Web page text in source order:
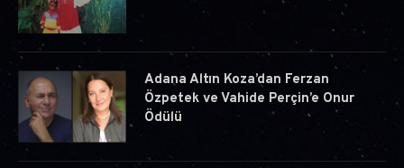
Adana Altın Koza’dan Ferzan
Özpetek ve Vahide Perçin’e Onur
Ödülü